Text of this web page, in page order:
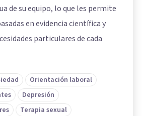
de su equipo, lo que les permite
en evidencia científica y
particulares de cada
Orientación laboral
Depresión
Terapia sexual